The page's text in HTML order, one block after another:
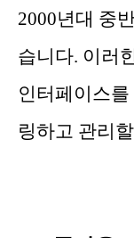
2000년대 중
습니다. 이러
인터페이스
링하고 관리